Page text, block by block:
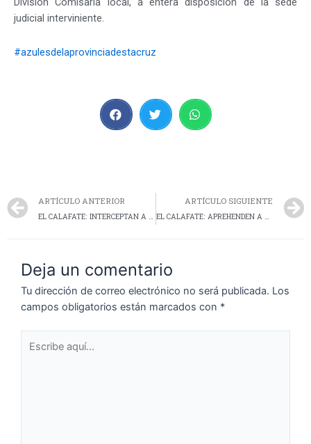
judicial interviniente.
#azulesdelaprovinciadestacruz
ARTÍCULO ANTERIOR
EL CALAFATE: INTERCEPTAN A CAZADORES FURTIVOS EN LA CUESTA DE MÍGUEZ
ARTÍCULO SIGUIENTE
EL CALAFATE: APREHENDEN A DOS HOMBRES TRAS UNA OLA DE ROBOS EN LA MADRUGADA
Deja un comentario
Tu dirección de correo electrónico no será publicada. Los
campos obligatorios están marcados con *